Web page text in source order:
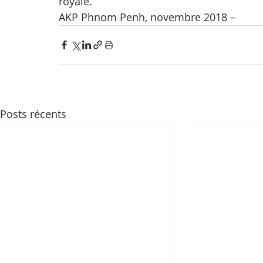
AKP Phnom Penh, novembre 2018 –
Posts récents